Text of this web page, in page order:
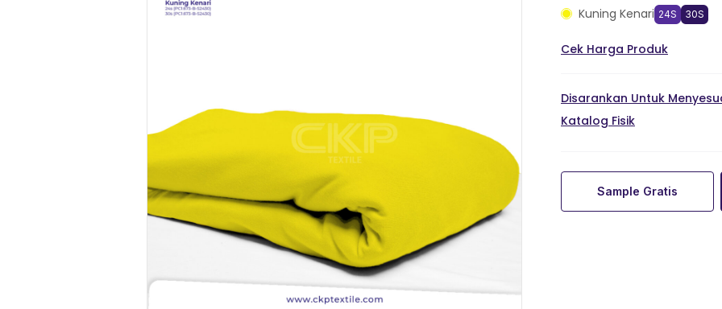
Kuning Kenari 24S 30S
Cek Harga Produk
Disarankan Untuk
Katalog Fisik
Sample Gratis